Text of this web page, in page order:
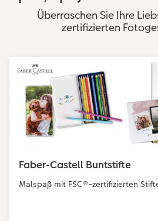
Überraschen Sie Ihre
zertifizierten
Faber-Castell Buntstifte
Malspaß mit FSC®-zertifizierten